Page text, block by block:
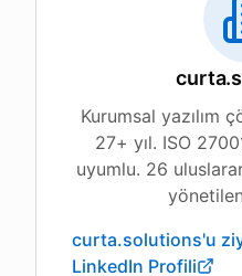
Kurumsal yazılım
27+ yıl. ISO
uyumlu. 26
curta.solutions'u
LinkedIn Profili